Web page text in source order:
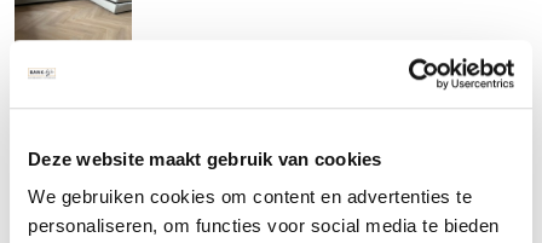
Deze website maakt gebruik van cookies
We gebruiken cookies om content en advertenties te
personaliseren, om functies voor social media te bieden
Velours banken op maat
Naast hoekbanken maken wij ookluxe velours bankenvolledig
op maat. Hierbij kunt u kiezen voor uw ideale vullingen en nog